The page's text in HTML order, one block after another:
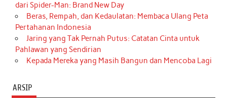
dari Spider-Man: Brand New Day
Beras, Rempah, dan Kedaulatan: Membaca Ulang Peta
Pertahanan Indonesia
Jaring yang Tak Pernah Putus: Catatan Cinta untuk
Pahlawan yang Sendirian
Kepada Mereka yang Masih Bangun dan Mencoba Lagi
ARSIP